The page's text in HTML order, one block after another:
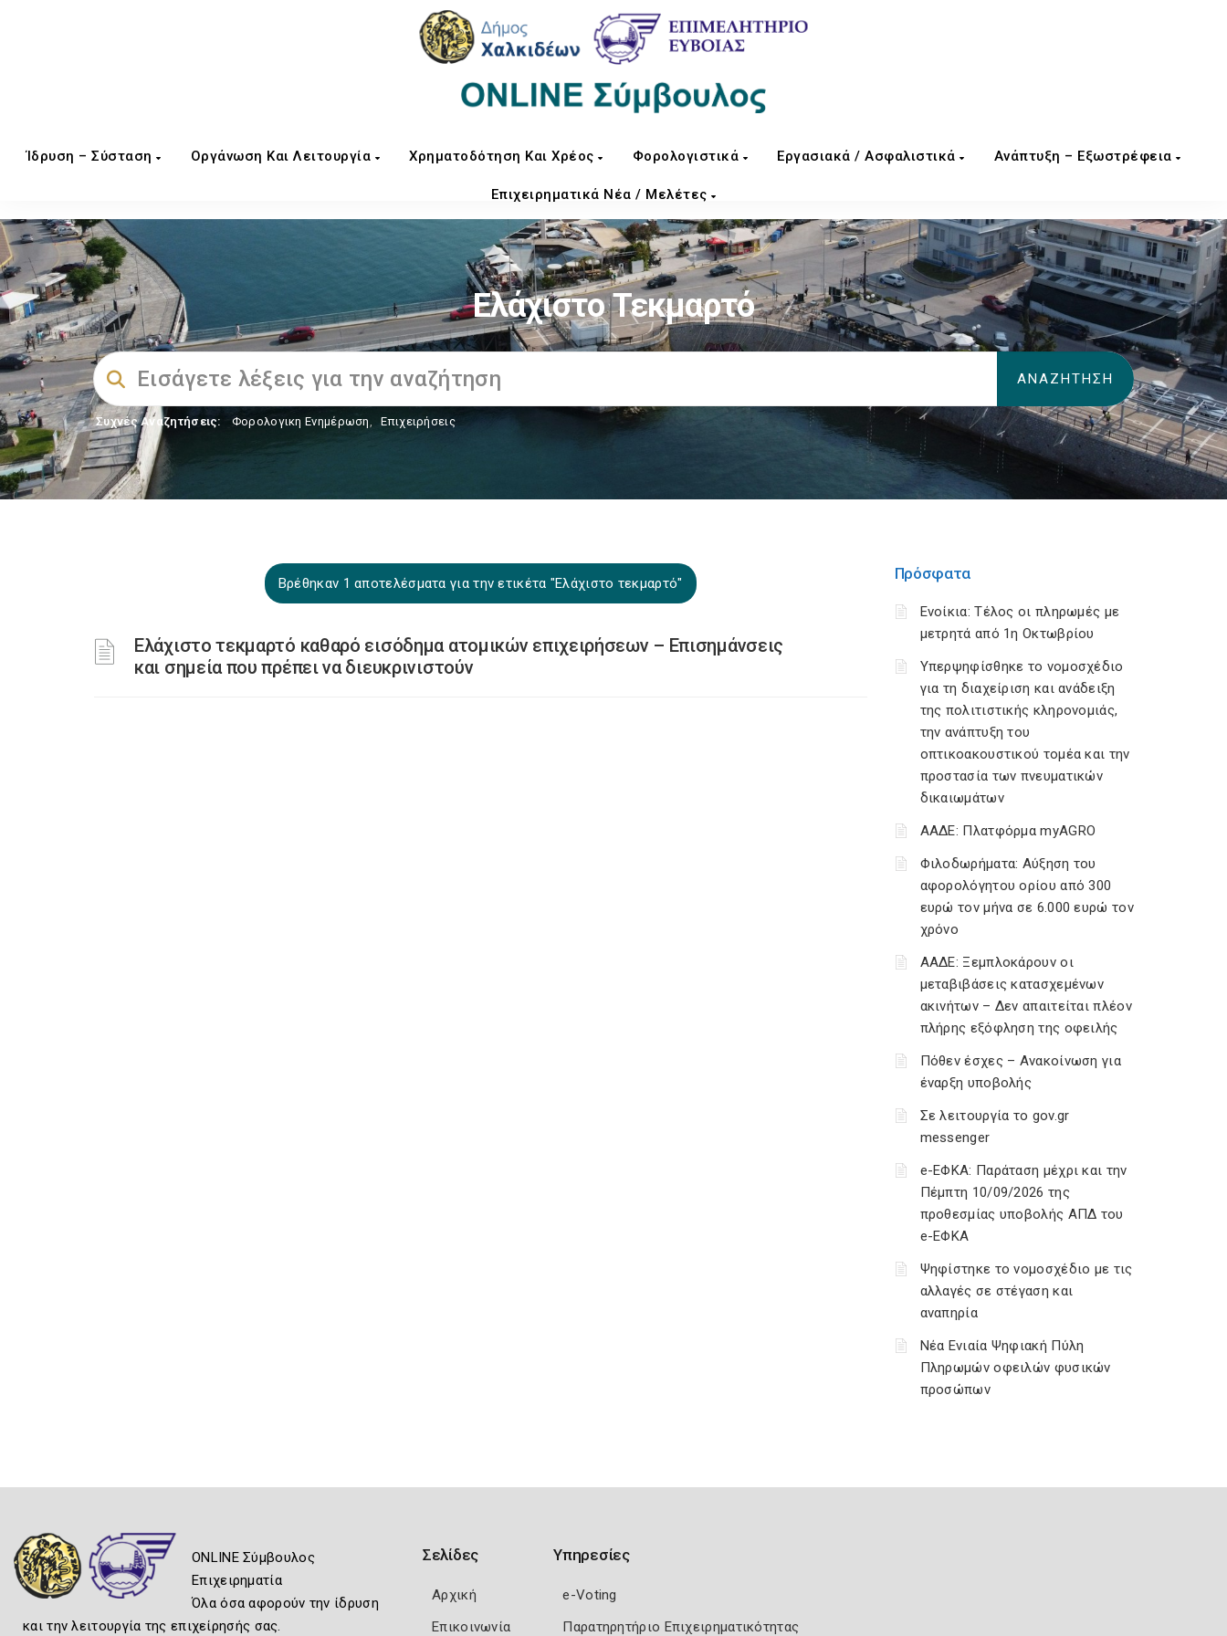
Ίδρυση – Σύσταση Οργάνωση Και Λειτουργία Χρηματοδότηση Και Χρέος Φορολογιστικά Εργασιακά / Ασφαλιστικά Ανάπτυξη – Εξωστρέφεια
Επιχειρηματικά Νέα / Μελέτες
Ελάχιστο Τεκμαρτό
Συχνές Αναζητήσεις: Φορολογικη Ενημέρωση, Επιχειρήσεις
Βρέθηκαν 1 αποτελέσματα για την ετικέτα "Ελάχιστο τεκμαρτό"
Ελάχιστο τεκμαρτό καθαρό εισόδημα ατομικών επιχειρήσεων – Επισημάνσεις
και σημεία που πρέπει να διευκρινιστούν
Πρόσφατα
Ενοίκια: Τέλος οι πληρωμές με
μετρητά από 1η Οκτωβρίου
Υπερψηφίσθηκε το νομοσχέδιο
για τη διαχείριση και ανάδειξη
της πολιτιστικής κληρονομιάς,
την ανάπτυξη του
οπτικοακουστικού τομέα και την
προστασία των πνευματικών
δικαιωμάτων
ΑΑΔΕ: Πλατφόρμα myAGRO
Φιλοδωρήματα: Αύξηση του
αφορολόγητου ορίου από 300
ευρώ τον μήνα σε 6.000 ευρώ τον
χρόνο
ΑΑΔΕ: Ξεμπλοκάρουν οι
μεταβιβάσεις κατασχεμένων
ακινήτων – Δεν απαιτείται πλέον
πλήρης εξόφληση της οφειλής
Πόθεν έσχες – Ανακοίνωση για
έναρξη υποβολής
Σε λειτουργία το gov.gr
messenger
e-ΕΦΚΑ: Παράταση μέχρι και την
Πέμπτη 10/09/2026 της
προθεσμίας υποβολής ΑΠΔ του
e-ΕΦΚΑ
Ψηφίστηκε το νομοσχέδιο με τις
αλλαγές σε στέγαση και
αναπηρία
Νέα Ενιαία Ψηφιακή Πύλη
Πληρωμών οφειλών φυσικών
προσώπων
ONLINE Σύμβουλος
Επιχειρηματία
Όλα όσα αφορούν την ίδρυση
και την λειτουργία της επιχείρησής σας.
Σελίδες
Αρχική
Επικοινωνία
Υπηρεσίες
e-Voting
Παρατηρητήριο Επιχειρηματικότητας